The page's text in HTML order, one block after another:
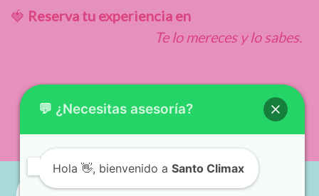
🍓 Reserva tu experiencia en
Te lo mereces y lo sabes.
💬 ¿Necesitas asesoría?
Hola 👋, bienvenido a Santo Climax